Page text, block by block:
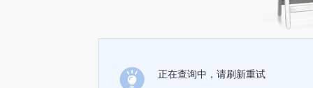
正在查询中，请刷新重试